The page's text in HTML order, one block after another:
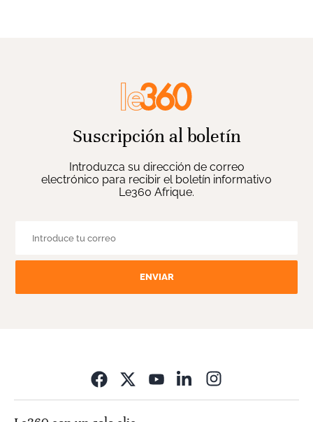
Suscripción al boletín
Introduzca su dirección de correo
electrónico para recibir el boletín informativo
Le360 Afrique.
ENVIAR